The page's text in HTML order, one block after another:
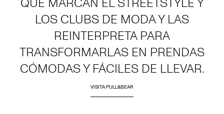
LOS CLUBS DE MODA Y LAS
REINTERPRETA PARA
TRANSFORMARLAS EN PRENDAS
CÓMODAS Y FÁCILES DE LLEVAR.
VISITA PULL&BEAR